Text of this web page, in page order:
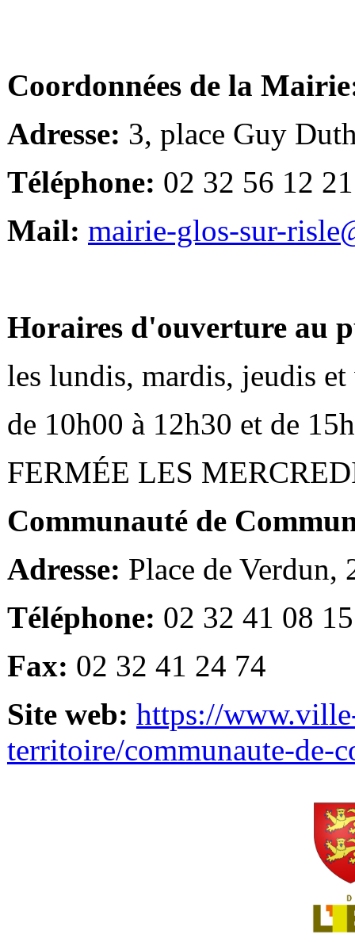
Coordonnées de la
Adresse: 3, place Guy
Téléphone: 02 32 56 12 21
Mail: mairie-glos-sur-
Horaires d'ouverture au
les lundis, mardis, jeudis et
de 10h00 à 12h30 et de
FERMÉE LES
Communauté de
Adresse: Place de Verdun,
Téléphone: 02 32 41 08 15
Fax: 02 32 41 24 74
Site web: https://
territoire/communaute-de-